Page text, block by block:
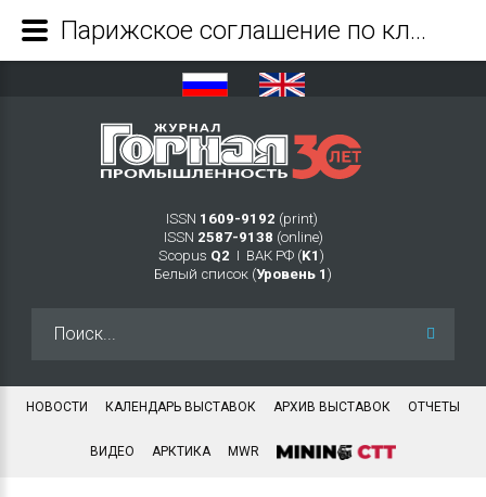
ISSN 1609-9192 (print)
ISSN 2587-9138 (online)
Scopus Q2 Ι ВАК РФ (K1 )
Белый список (Уровень 1 )
НОВОСТИ КАЛЕНДАРЬ ВЫСТАВОК АРХИВ ВЫСТАВОК ОТЧЕТЫ
ВИДЕО АРКТИКА MWR
Парижское соглашение по климату, Covid-19 и водородная энергетика – новые реалии добычи и потребления угля в странах ЕС и Азии в период до 2040 года - Журнал Горная промышленность